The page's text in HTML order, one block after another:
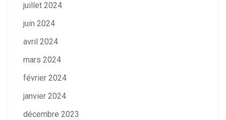
juillet 2024
juin 2024
avril 2024
mars 2024
février 2024
janvier 2024
décembre 2023